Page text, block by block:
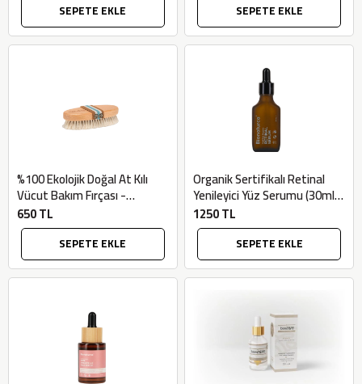
SEPETE EKLE SEPETE EKLE
%100 Ekolojik Doğal At Kılı
Vücut Bakım Fırçası -
Vienurla
650 TL
SEPETE EKLE
Organik Sertifikalı Retinal
Yenileyici Yüz Serumu (30ml)
- Bionaturca
1250 TL
SEPETE EKLE